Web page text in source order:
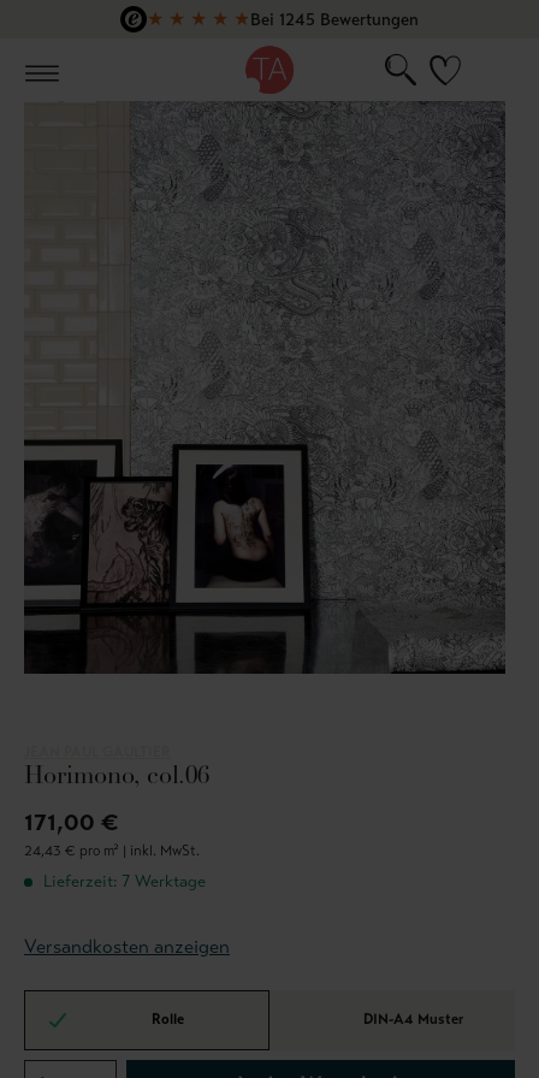
Zum Hauptinhalt springen
★ ★ ★ ★ ★Bei 1245 Bewertungen
Horimono, col.06
171,00 €
24,43 € pro m² | inkl. MwSt.
Lieferzeit: 7 Werktage
Versandkosten anzeigen
Rolle DIN-A4 Muster